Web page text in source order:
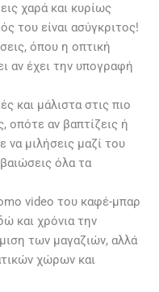
χαρά και κυρίως
του είναι ασύγκριτος!
όπου η οπτική
αν έχει την υπογραφή
και μάλιστα στις πιο
οπότε αν βαπτίζεις ή
μιλήσεις μαζί του
όλα τα
video του καφέ-μπαρ
και χρόνια την
των μαγαζιών, αλλά
χώρων και